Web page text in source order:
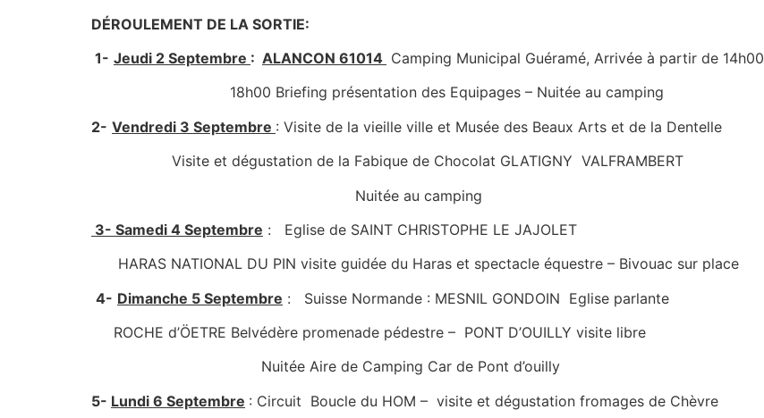
DÉROULEMENT DE LA SORTIE:
1- Jeudi 2 Septembre : ALANCON 61014 Camping Municipal Guéramé, Arrivée à partir de 14h00
18h00 Briefing présentation des Equipages – Nuitée au camping
2- Vendredi 3 Septembre : Visite de la vieille ville et Musée des Beaux Arts et de la Dentelle
Visite et dégustation de la Fabique de Chocolat GLATIGNY VALFRAMBERT
Nuitée au camping
3- Samedi 4 Septembre : Eglise de SAINT CHRISTOPHE LE JAJOLET
HARAS NATIONAL DU PIN visite guidée du Haras et spectacle équestre – Bivouac sur place
4- Dimanche 5 Septembre : Suisse Normande : MESNIL GONDOIN Eglise parlante
ROCHE d’ÖETRE Belvédère promenade pédestre – PONT D’OUILLY visite libre
Nuitée Aire de Camping Car de Pont d’ouilly
5- Lundi 6 Septembre : Circuit Boucle du HOM – visite et dégustation fromages de Chèvre